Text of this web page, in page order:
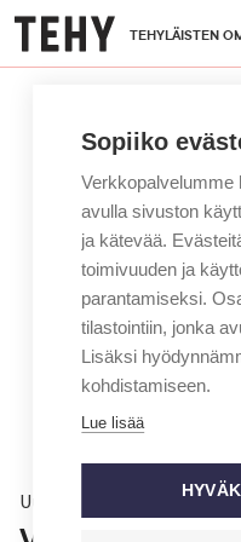
Hyppää
pääsisältöön
TEHYLÄISTEN
Uutinen
Sopiiko
Verkkopalvelumme
avulla sivuston
ja kätevää.
toimivuuden ja
parantamiseksi.
tilastointiin, jonka
Lisäksi
kohdistamiseen.
Lue lisää